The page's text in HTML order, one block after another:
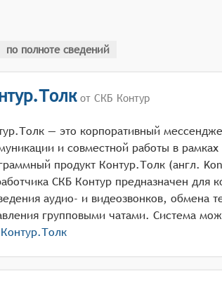
по полноте сведений
от СКБ Контур
— это корпоративный
и совместной работы в рамках
продукт Контур.Толк (англ.
СКБ Контур предназначен для
аудио- и видеозвонков, обмена
Контур.Толк